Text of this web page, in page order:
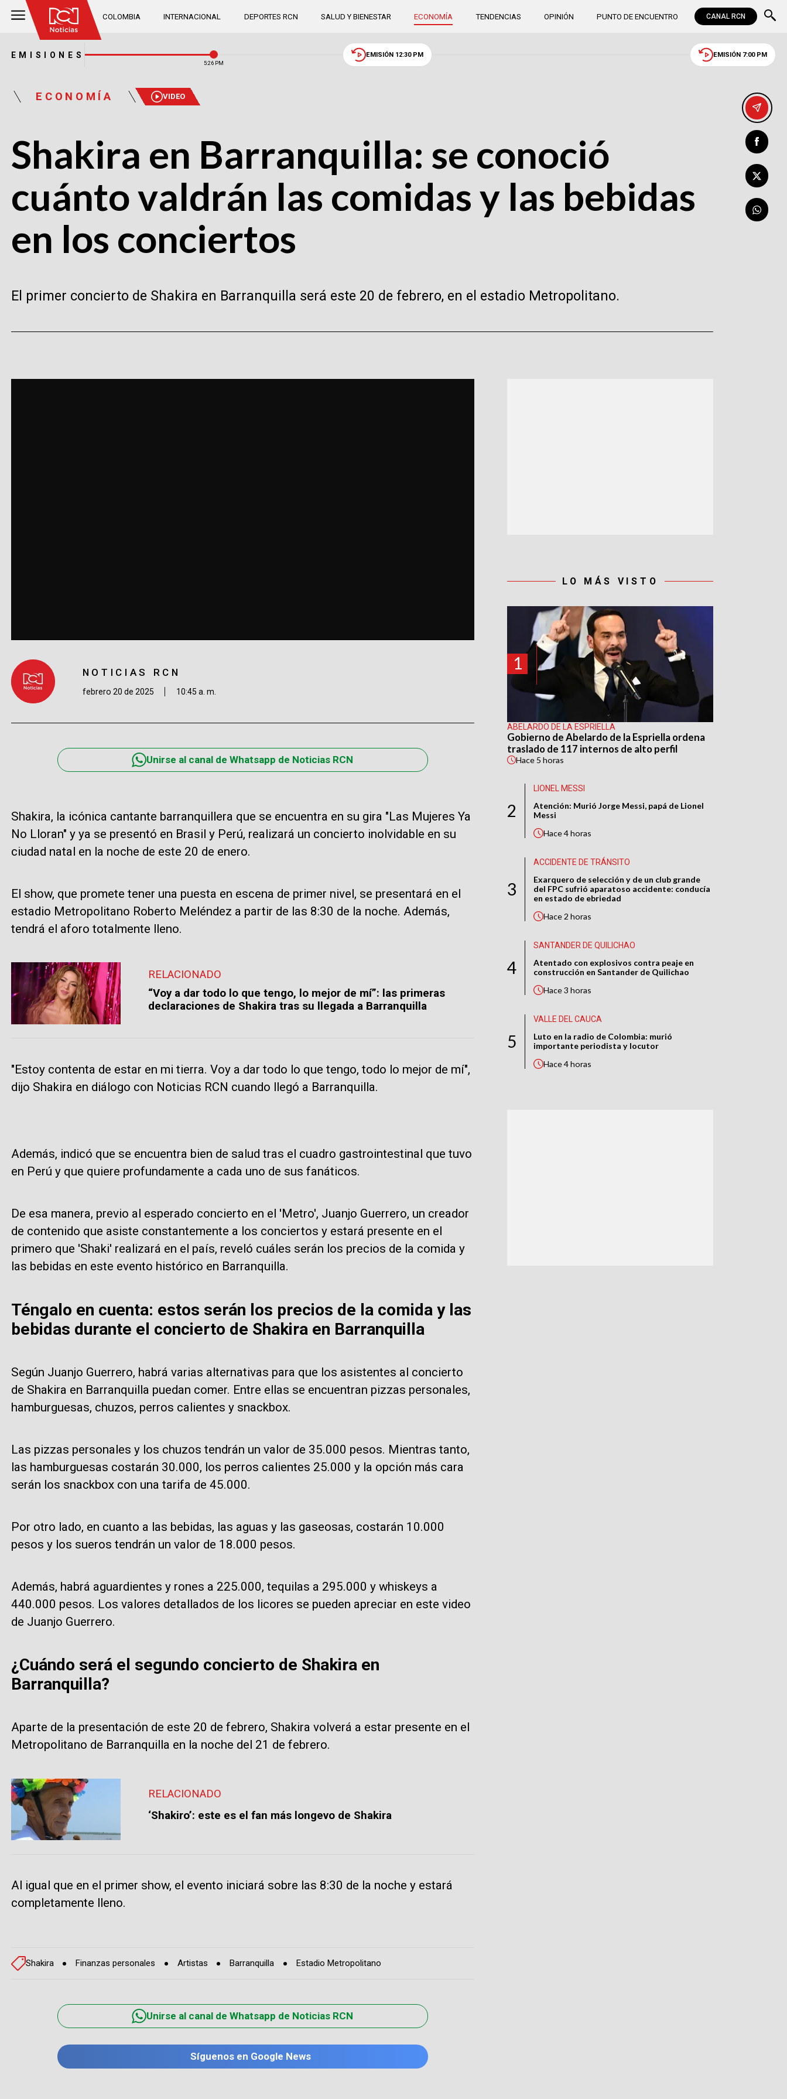
COLOMBIA INTERNACIONAL DEPORTES RCN SALUD Y BIENESTAR ECONOMÍA TENDENCIAS OPINIÓN PUNTO DE ENCUENTRO CANAL RCN
EMISIONES
5:26 PM
EMISIÓN 12:30 PM EMISIÓN 7:00 PM
ECONOMÍA VIDEO
Shakira en Barranquilla: se conoció
cuánto valdrán las comidas y las bebidas
en los conciertos
El primer concierto de Shakira en Barranquilla será este 20 de febrero, en el estadio Metropolitano.
NOTICIAS RCN
febrero 20 de 2025 10:45 a. m.
Unirse al canal de Whatsapp de Noticias RCN
Shakira, la icónica cantante barranquillera que se encuentra en su gira "Las Mujeres Ya
No Lloran" y ya se presentó en Brasil y Perú, realizará un concierto inolvidable en su
ciudad natal en la noche de este 20 de enero.
El show, que promete tener una puesta en escena de primer nivel, se presentará en el
estadio Metropolitano Roberto Meléndez a partir de las 8:30 de la noche. Además,
tendrá el aforo totalmente lleno.
RELACIONADO
“Voy a dar todo lo que tengo, lo mejor de mí”: las primeras
declaraciones de Shakira tras su llegada a Barranquilla
"Estoy contenta de estar en mi tierra. Voy a dar todo lo que tengo, todo lo mejor de mí",
dijo Shakira en diálogo con Noticias RCN cuando llegó a Barranquilla.
Además, indicó que se encuentra bien de salud tras el cuadro gastrointestinal que tuvo
en Perú y que quiere profundamente a cada uno de sus fanáticos.
De esa manera, previo al esperado concierto en el 'Metro', Juanjo Guerrero, un creador
de contenido que asiste constantemente a los conciertos y estará presente en el
primero que 'Shaki' realizará en el país, reveló cuáles serán los precios de la comida y
las bebidas en este evento histórico en Barranquilla.
Téngalo en cuenta: estos serán los precios de la comida y las
bebidas durante el concierto de Shakira en Barranquilla
Según Juanjo Guerrero, habrá varias alternativas para que los asistentes al concierto
de Shakira en Barranquilla puedan comer. Entre ellas se encuentran pizzas personales,
hamburguesas, chuzos, perros calientes y snackbox.
Las pizzas personales y los chuzos tendrán un valor de 35.000 pesos. Mientras tanto,
las hamburguesas costarán 30.000, los perros calientes 25.000 y la opción más cara
serán los snackbox con una tarifa de 45.000.
Por otro lado, en cuanto a las bebidas, las aguas y las gaseosas, costarán 10.000
pesos y los sueros tendrán un valor de 18.000 pesos.
Además, habrá aguardientes y rones a 225.000, tequilas a 295.000 y whiskeys a
440.000 pesos. Los valores detallados de los licores se pueden apreciar en este video
de Juanjo Guerrero.
¿Cuándo será el segundo concierto de Shakira en
Barranquilla?
Aparte de la presentación de este 20 de febrero, Shakira volverá a estar presente en el
Metropolitano de Barranquilla en la noche del 21 de febrero.
RELACIONADO
‘Shakiro’: este es el fan más longevo de Shakira
Al igual que en el primer show, el evento iniciará sobre las 8:30 de la noche y estará
completamente lleno.
Shakira Finanzas personales Artistas Barranquilla Estadio Metropolitano
Unirse al canal de Whatsapp de Noticias RCN
Síguenos en Google News
LO MÁS VISTO
1
ABELARDO DE LA ESPRIELLA
Gobierno de Abelardo de la Espriella ordena
traslado de 117 internos de alto perfil
Hace 5 horas
2
LIONEL MESSI
Atención: Murió Jorge Messi, papá de Lionel
Messi
Hace4 horas
3
ACCIDENTE DE TRÁNSITO
Exarquero de selección y de un club grande
del FPC sufrió aparatoso accidente: conducía
en estado de ebriedad
Hace2 horas
4
SANTANDER DE QUILICHAO
Atentado con explosivos contra peaje en
construcción en Santander de Quilichao
Hace3 horas
5
VALLE DEL CAUCA
Luto en la radio de Colombia: murió
importante periodista y locutor
Hace4 horas